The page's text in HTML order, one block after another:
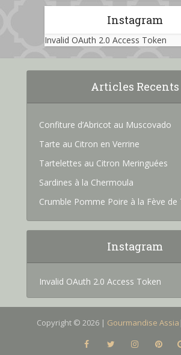
Instagram
Invalid OAuth 2.0 Access Token
Articles Recents
Confiture d’Abricot au Muscovado
Tarte au Citron en Verrine
Tartelettes au Citron Meringuées
Sardines à la Chermoula
Crumble Pomme Poire à la Fève de
Instagram
Invalid OAuth 2.0 Access Token
Copyright © 2026 | Gourmandise Assia